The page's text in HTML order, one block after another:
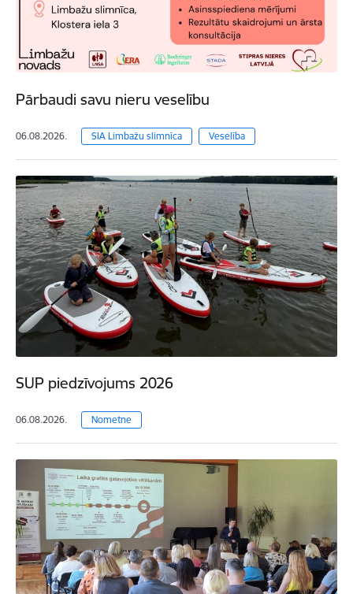
Pārbaudi savu nieru veselību
06.08.2026. SIA Limbažu slimnīca Veselība
SUP piedzīvojums 2026
06.08.2026. Nometne